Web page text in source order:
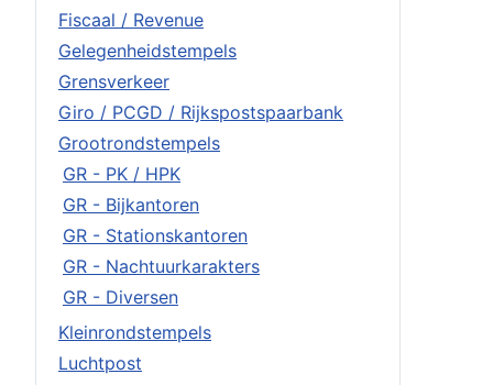
Fiscaal / Revenue
Gelegenheidstempels
Grensverkeer
Giro / PCGD / Rijkspostspaarbank
Grootrondstempels
GR - PK / HPK
GR - Bijkantoren
GR - Stationskantoren
GR - Nachtuurkarakters
GR - Diversen
Kleinrondstempels
Luchtpost